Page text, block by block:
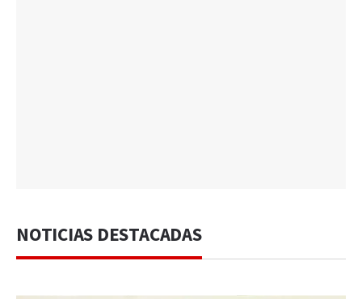
NOTICIAS DESTACADAS